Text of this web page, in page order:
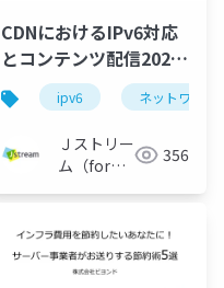
jaipa
CDNにおけるIPv6対応
とコンテンツ配信2022
～ CDN最新動向 ～
ipv6 ネットワーク
Ｊストリー
ム（for
356